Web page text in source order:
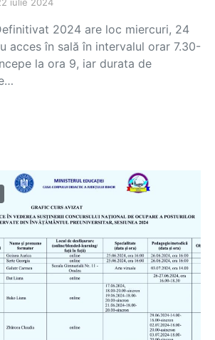
2024 are loc miercuri, 24
acces în sală în intervalul orar 7.30-
la ora 9, iar durata de